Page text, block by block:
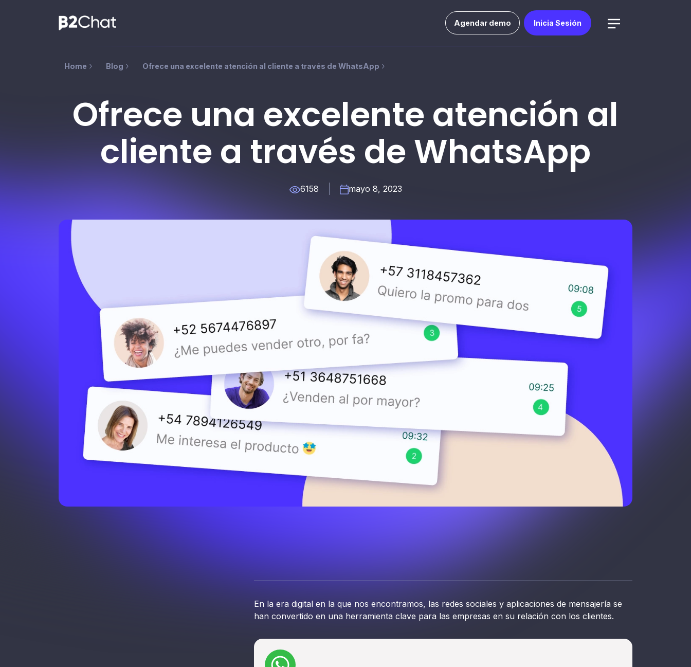
Agendar demo Inicia Sesión
Home Blog Ofrece una excelente atención al cliente a través de WhatsApp
Ofrece una excelente atención al
cliente a través de WhatsApp
6158 mayo 8, 2023
En la era digital en la que nos encontramos, las redes sociales y aplicaciones de mensajería se
han convertido en una herramienta clave para las empresas en su relación con los clientes.